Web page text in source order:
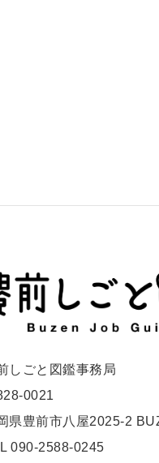
しごと図鑑事務局
0021
県豊前市八屋2025-2
090-2588-0245